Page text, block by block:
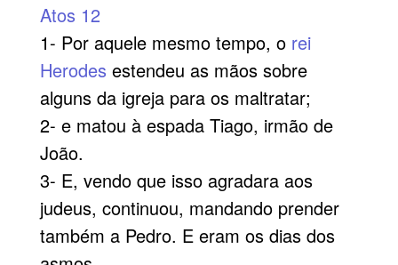
Atos 12
1- Por aquele mesmo tempo, o rei
Herodes estendeu as mãos sobre
alguns da igreja para os maltratar;
2- e matou à espada Tiago, irmão de
João.
3- E, vendo que isso agradara aos
judeus, continuou, mandando prender
também a Pedro. E eram os dias dos